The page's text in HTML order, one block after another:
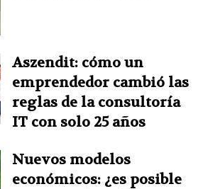
Aszendit: cómo un
emprendedor cambió las
reglas de la consultoría
IT con solo 25 años
Nuevos modelos
económicos: ¿es posible